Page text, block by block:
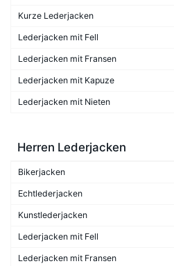
Kurze Lederjacken
Lederjacken mit Fell
Lederjacken mit Fransen
Lederjacken mit Kapuze
Lederjacken mit Nieten
Herren Lederjacken
Bikerjacken
Echtlederjacken
Kunstlederjacken
Lederjacken mit Fell
Lederjacken mit Fransen